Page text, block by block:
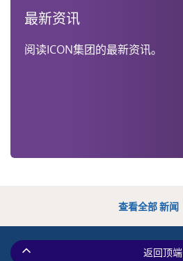
最新资讯
阅读ICON集团的最新资讯。
查看全部 新闻
返回顶端